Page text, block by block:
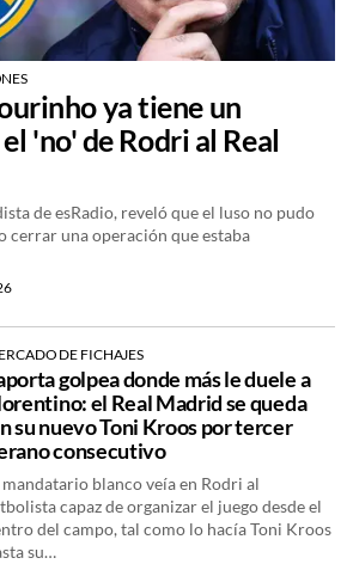
ya tiene un
'no' de Rodri al Real
de esRadio, reveló que el luso no pudo
cerrar una operación que estaba
DE FICHAJES
golpea donde más le duele a
el Real Madrid se queda
su nuevo Toni Kroos por tercer
consecutivo
mandatario blanco veía en Rodri al
capaz de organizar el juego desde el
del campo, tal como lo hacía Toni Kroos
su…